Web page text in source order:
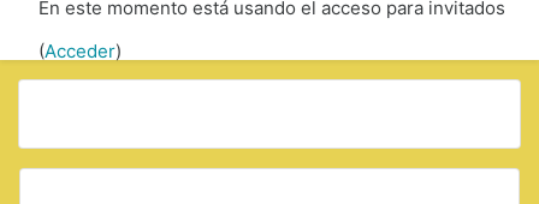
Saltar a contenido principal
En este momento está usando el acceso para invitados
(Acceder)